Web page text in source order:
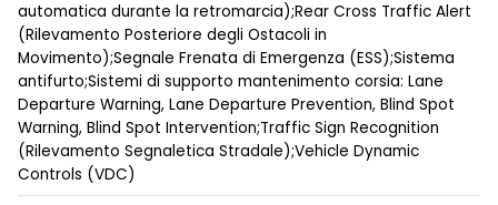
automatica durante la retromarcia);Rear Cross Traffic Alert
(Rilevamento Posteriore degli Ostacoli in
Movimento);Segnale Frenata di Emergenza (ESS);Sistema
antifurto;Sistemi di supporto mantenimento corsia: Lane
Departure Warning, Lane Departure Prevention, Blind Spot
Warning, Blind Spot Intervention;Traffic Sign Recognition
(Rilevamento Segnaletica Stradale);Vehicle Dynamic
Controls (VDC)